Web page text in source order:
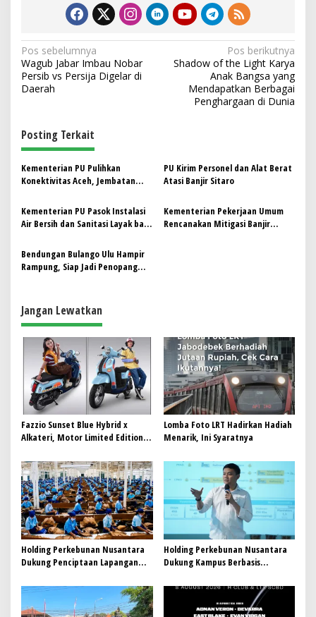
N
a
v
g
a
s
i
p
o
s
Pos sebelumnya
Wagub Jabar Imbau Nobar
Persib vs Persija Digelar di
Daerah
Pos berikutnya
Shadow of the Light Karya
Anak Bangsa yang
Mendapatkan Berbagai
Penghargaan di Dunia
Posting Terkait
Kementerian PU Pulihkan
Konektivitas Aceh, Jembatan
PU Kirim Personel dan Alat Berat
Atasi Banjir Sitaro
Kementerian PU Pasok Instalasi
Air Bersih dan Sanitasi Layak bagi
Kementerian Pekerjaan Umum
Rencanakan Mitigasi Banjir
Bendungan Bulango Ulu Hampir
Rampung, Siap Jadi Penopang
Jangan Lewatkan
Fazzio Sunset Blue Hybrid x
Alkateri, Motor Limited Edition
Future Lo
Lomba Foto LRT Hadirkan Hadiah
Menarik, Ini Syaratnya
Holding Perkebunan Nusantara
Dukung Penciptaan Lapangan
Pekerja di Pabrik Tembakau
Holding Perkebunan Nusantara
Dukung Kampus Berbasis
Jadi Mahasiswa Angkatan
Pertama Magister ITSI